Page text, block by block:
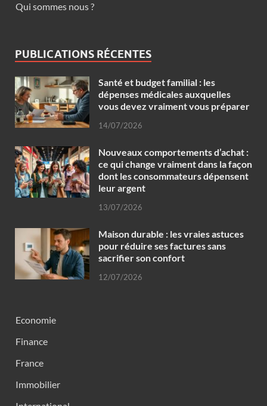
Qui sommes nous ?
PUBLICATIONS RÉCENTES
Santé et budget familial : les
dépenses médicales auxquelles
vous devez vraiment vous préparer
14/07/2026
Nouveaux comportements d’achat :
ce qui change vraiment dans la façon
dont les consommateurs dépensent
leur argent
13/07/2026
Maison durable : les vraies astuces
pour réduire ses factures sans
sacrifier son confort
12/07/2026
Economie
Finance
France
Immobilier